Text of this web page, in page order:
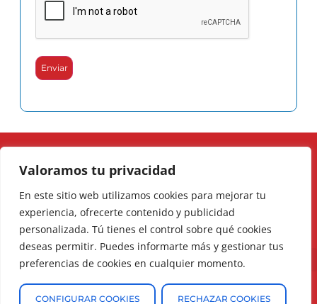
Valoramos tu privacidad
En este sitio web utilizamos cookies para mejorar tu
experiencia, ofrecerte contenido y publicidad
personalizada. Tú tienes el control sobre qué cookies
deseas permitir. Puedes informarte más y gestionar tus
preferencias de cookies en cualquier momento.
CONFIGURAR COOKIES RECHAZAR COOKIES
Enviar